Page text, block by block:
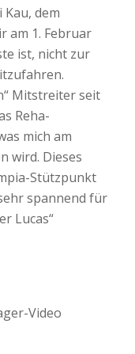
dem
am 1. Februar
ist, nicht zur
Mitstreiter seit
Reha-
mich am
wird. Dieses
Stützpunkt
spannend für
Lucas“
Video